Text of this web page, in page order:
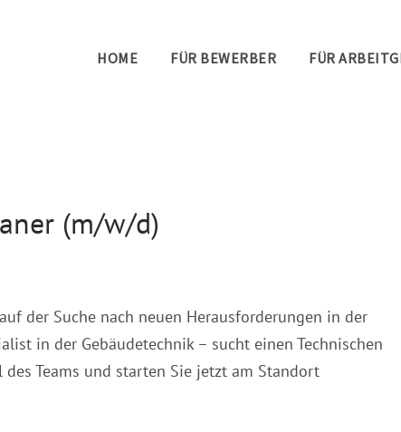
HOME FÜR BEWERBER FÜR
(m/w/d)
der Suche nach neuen Herausforderungen in der
in der Gebäudetechnik – sucht einen Technischen
Teams und starten Sie jetzt am Standort